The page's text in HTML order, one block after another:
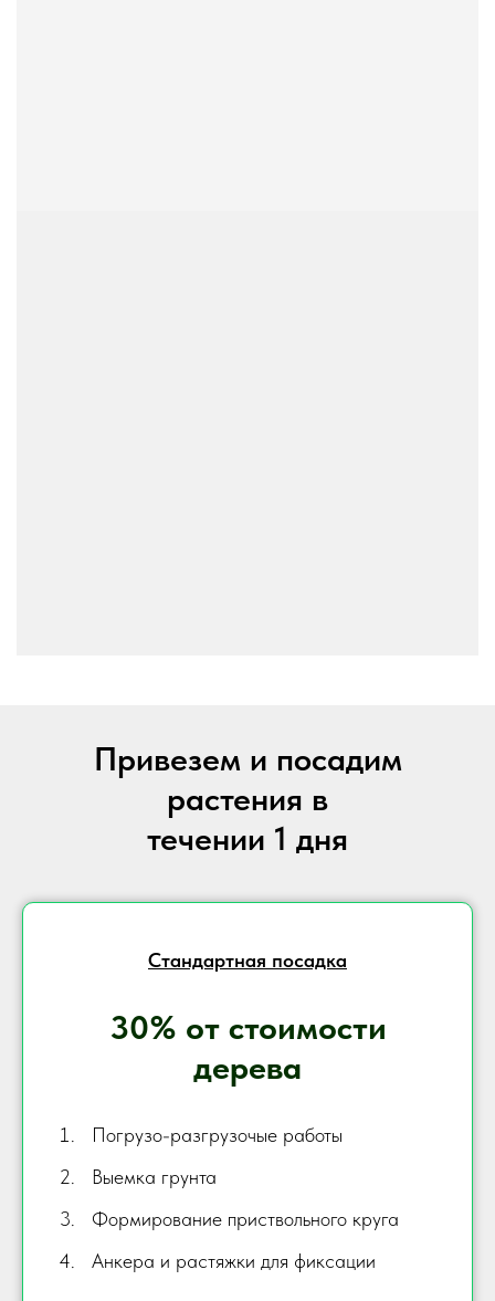
Привезем и посадим
растения в
течении 1 дня
Стандартная посадка
30% от стоимости
дерева
Погрузо-разгрузочые работы
Выемка грунта
Формирование приствольного круга
Анкера и растяжки для фиксации